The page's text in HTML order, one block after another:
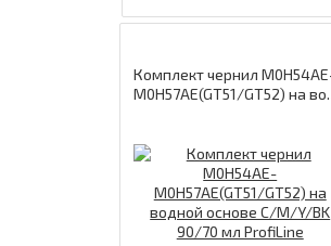
Комплект чернил
M0H57AE(GT51/GT52) на